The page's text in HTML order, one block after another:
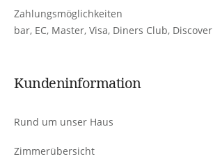
Zahlungsmöglichkeiten
bar, EC, Master, Visa, Diners Club, Discover
Kundeninformation
Rund um unser Haus
Zimmerübersicht